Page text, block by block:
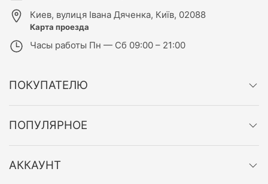
Киев, вулиця Івана Дяченка, Київ, 02088
Карта проезда
Часы работы Пн — Сб 09:00 – 21:00
ПОКУПАТЕЛЮ
ПОПУЛЯРНОЕ
АККАУНТ